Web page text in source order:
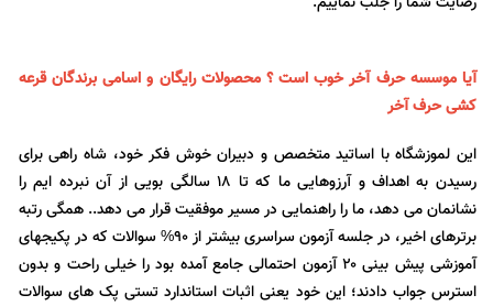
آیا موسسه حرف آخر خوب است ؟ محصولات رایگان و اسامی برندگان قرعه
کشی حرف آخر
این لموزشگاه با اساتید متخصص و دبیران خوش فکر خود، شاه راهی برای
رسیدن به اهداف و آرزوهایی ما که تا 18 سالگی بویی از آن نبرده ایم را
نشانمان می دهد، ما را راهنمایی در مسیر موفقیت قرار می دهد.. همگی رتبه
برترهای اخیر، در جلسه آزمون سراسری بیشتر از ۹۰% سوالات که در پکیجهای
آموزشی پیش بینی ۲۰ آزمون احتمالی جامع آمده بود را خیلی راحت و بدون
استرس جواب دادند؛ این خود یعنی اثبات استاندارد تستی پک های سوالات